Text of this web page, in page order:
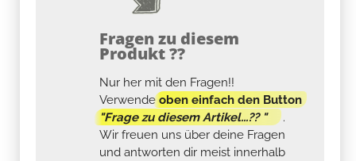
Fragen zu diesem
Produkt ??
Nur her mit den Fragen!!
Verwendeoben einfach den Button
"Frage zu diesem Artikel...?? "
.
Wir freuen uns über deine Fragen
und antworten dir meist innerhalb